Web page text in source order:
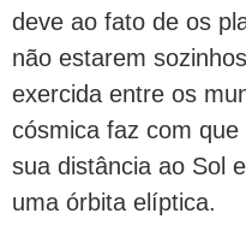
deve ao fato de os
não estarem
exercida entre os
cósmica faz com
sua distância ao Sol
uma órbita elíptica.